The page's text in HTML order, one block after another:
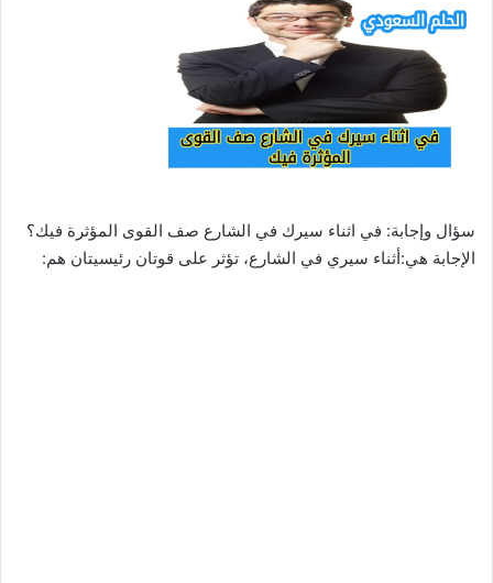
سؤال وإجابة: في اثناء سيرك في الشارع صف القوى المؤثرة فيك؟
الإجابة هي:أثناء سيري في الشارع، تؤثر على قوتان رئيسيتان هم: